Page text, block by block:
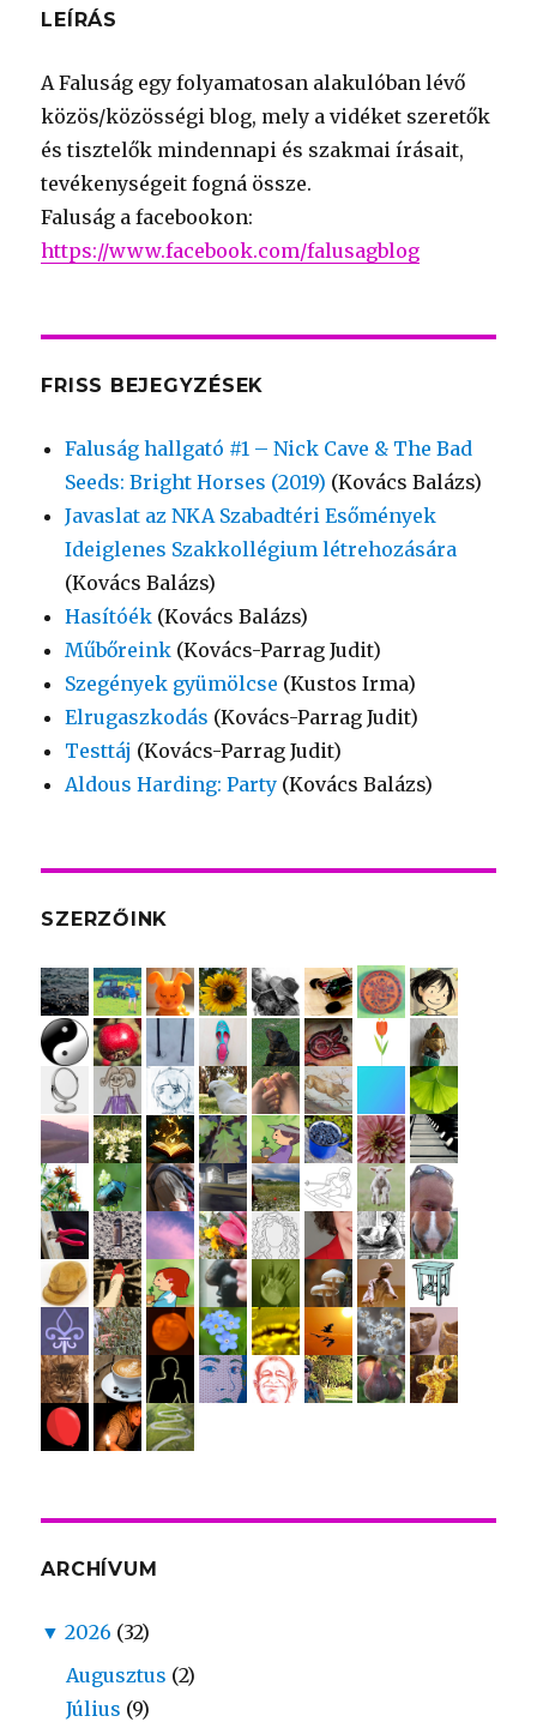
LEÍRÁS
A Faluság egy folyamatosan alakulóban lévő
közös/közösségi blog, mely a vidéket szeretők
és tisztelők mindennapi és szakmai írásait,
tevékenységeit fogná össze.
Faluság a facebookon:
https://www.facebook.com/falusagblog
FRISS BEJEGYZÉSEK
Faluság hallgató #1 – Nick Cave & The Bad
Seeds: Bright Horses (2019) (Kovács Balázs)
Javaslat az NKA Szabadtéri Esőmények
Ideiglenes Szakkollégium létrehozására
(Kovács Balázs)
Hasítóék (Kovács Balázs)
Műbőreink (Kovács-Parrag Judit)
Szegények gyümölcse (Kustos Irma)
Elrugaszkodás (Kovács-Parrag Judit)
Testtáj (Kovács-Parrag Judit)
Aldous Harding: Party (Kovács Balázs)
SZERZŐINK
ARCHÍVUM
▼ 2026 (32)
Augusztus (2)
Július (9)